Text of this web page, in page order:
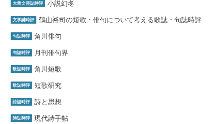
大衆文芸誌時評 小説幻冬
文学誌時評 鶴山裕司の短歌・俳句について考える歌誌・句誌時評
句誌時評 角川俳句
句誌時評 月刊俳句界
歌誌時評 角川短歌
歌誌時評 短歌研究
詩誌時評 詩と思想
詩誌時評 現代詩手帖